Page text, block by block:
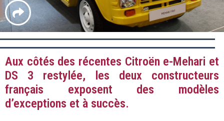
Aux côtés des récentes Citroën e-Mehari et
DS 3 restylée, les deux constructeurs
français exposent des modèles
d’exceptions et à succès.